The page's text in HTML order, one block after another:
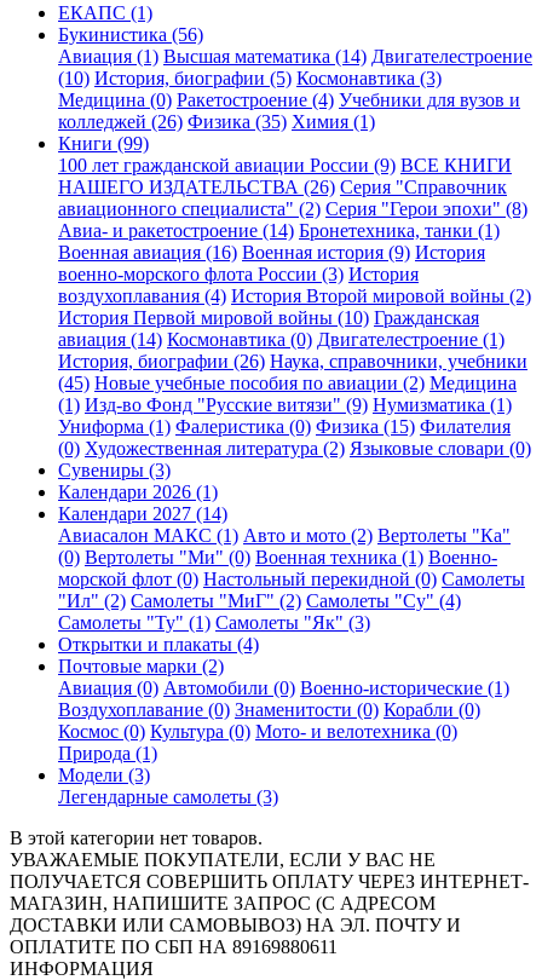
ЕКАПС (1)
Букинистика (56)
Авиация (1) Высшая математика (14) Двигателестроение
(10) История, биографии (5) Космонавтика (3)
Медицина (0) Ракетостроение (4) Учебники для вузов и
колледжей (26) Физика (35) Химия (1)
Книги (99)
100 лет гражданской авиации России (9) ВСЕ КНИГИ
НАШЕГО ИЗДАТЕЛЬСТВА (26) Серия "Справочник
авиационного специалиста" (2) Серия "Герои эпохи" (8)
Авиа- и ракетостроение (14) Бронетехника, танки (1)
Военная авиация (16) Военная история (9) История
военно-морского флота России (3) История
воздухоплавания (4) История Второй мировой войны (2)
История Первой мировой войны (10) Гражданская
авиация (14) Космонавтика (0) Двигателестроение (1)
История, биографии (26) Наука, справочники, учебники
(45) Новые учебные пособия по авиации (2) Медицина
(1) Изд-во Фонд "Русские витязи" (9) Нумизматика (1)
Униформа (1) Фалеристика (0) Физика (15) Филателия
(0) Художественная литература (2) Языковые словари (0)
Сувениры (3)
Календари 2026 (1)
Календари 2027 (14)
Авиасалон МАКС (1) Авто и мото (2) Вертолеты "Ка"
(0) Вертолеты "Ми" (0) Военная техника (1) Военно-
морской флот (0) Настольный перекидной (0) Самолеты
"Ил" (2) Самолеты "МиГ" (2) Самолеты "Су" (4)
Самолеты "Ту" (1) Самолеты "Як" (3)
Открытки и плакаты (4)
Почтовые марки (2)
Авиация (0) Автомобили (0) Военно-исторические (1)
Воздухоплавание (0) Знаменитости (0) Корабли (0)
Космос (0) Культура (0) Мото- и велотехника (0)
Природа (1)
Модели (3)
Легендарные самолеты (3)
В этой категории нет товаров.
УВАЖАЕМЫЕ ПОКУПАТЕЛИ, ЕСЛИ У ВАС НЕ
ПОЛУЧАЕТСЯ СОВЕРШИТЬ ОПЛАТУ ЧЕРЕЗ ИНТЕРНЕТ-
МАГАЗИН, НАПИШИТЕ ЗАПРОС (С АДРЕСОМ
ДОСТАВКИ ИЛИ САМОВЫВОЗ) НА ЭЛ. ПОЧТУ И
ОПЛАТИТЕ ПО СБП НА 89169880611
ИНФОРМАЦИЯ